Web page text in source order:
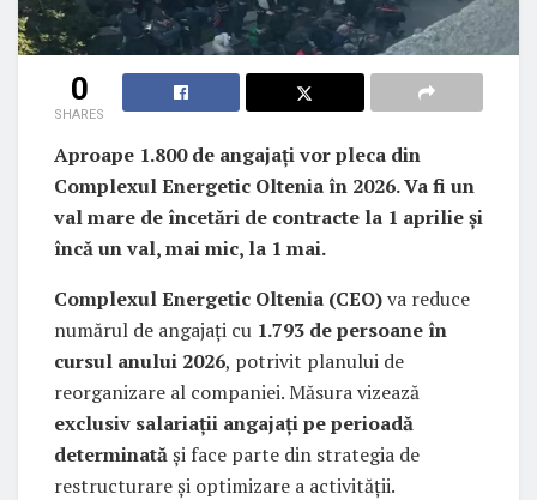
0
SHARES
Aproape 1.800 de angajați vor pleca din
Complexul Energetic Oltenia în 2026. Va fi un
val mare de încetări de contracte la 1 aprilie și
încă un val, mai mic, la 1 mai.
Complexul Energetic Oltenia (CEO)va reduce
numărul de angajați cu 1.793 de persoane în
cursul anului 2026, potrivit planului de
reorganizare al companiei. Măsura vizează
exclusiv salariații angajați pe perioadă
determinatăși face parte din strategia de
restructurare și optimizare a activității.